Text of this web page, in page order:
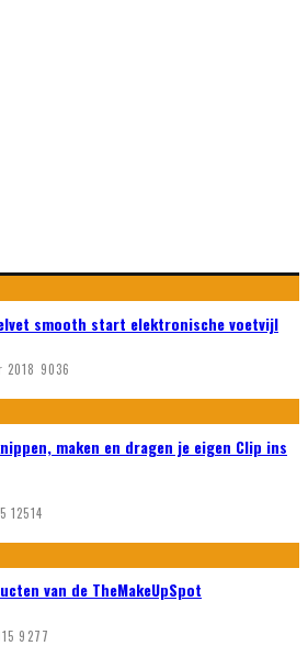
smooth start elektronische voetvijl
2018 9036
maken en dragen je eigen Clip ins
12514
van de TheMakeUpSpot
9277